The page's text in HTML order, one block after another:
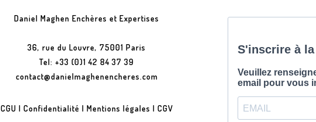
Daniel Maghen Enchères et Expertises
36, rue du Louvre, 75001 Paris
Tel: +33 (0)1 42 84 37 39
contact@danielmaghenencheres.com
CGU | Confidentialité | Mentions légales | CGV